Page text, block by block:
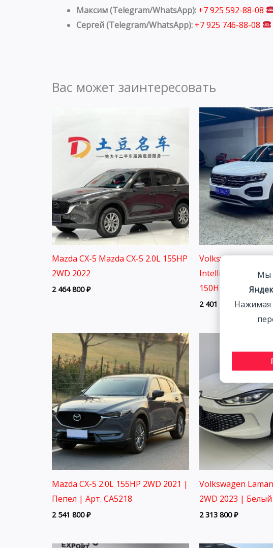
Максим (Telegram/WhatsApp): +7 925 592-88-08
Сергей (Telegram/WhatsApp): +7 925 746-88-08
Вас может заинтересовать
Mazda CX-5 Mazda CX-5 2.0L 155HP
2WD 2022
2 464 800₽
Volkswagen
Intelligent
150HP 2WD 2022
2 401 800 ₽
Mazda CX-5 2.0L 155HP 2WD 2021 |
Пепел | Арт. CA5218
2 541 800₽
Volkswagen
2WD 2023 | Белый
2 313 800₽
Мы
Нажимая